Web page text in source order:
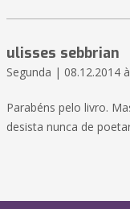
ulisses sebbrian
Segunda | 08.12.2014
Parabéns pelo livro.
desista nunca de